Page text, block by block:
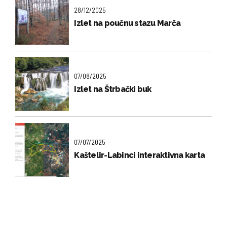
28/12/2025
Izlet na poučnu stazu Marča
07/08/2025
Izlet na Štrbački buk
07/07/2025
Kaštelir-Labinci interaktivna karta